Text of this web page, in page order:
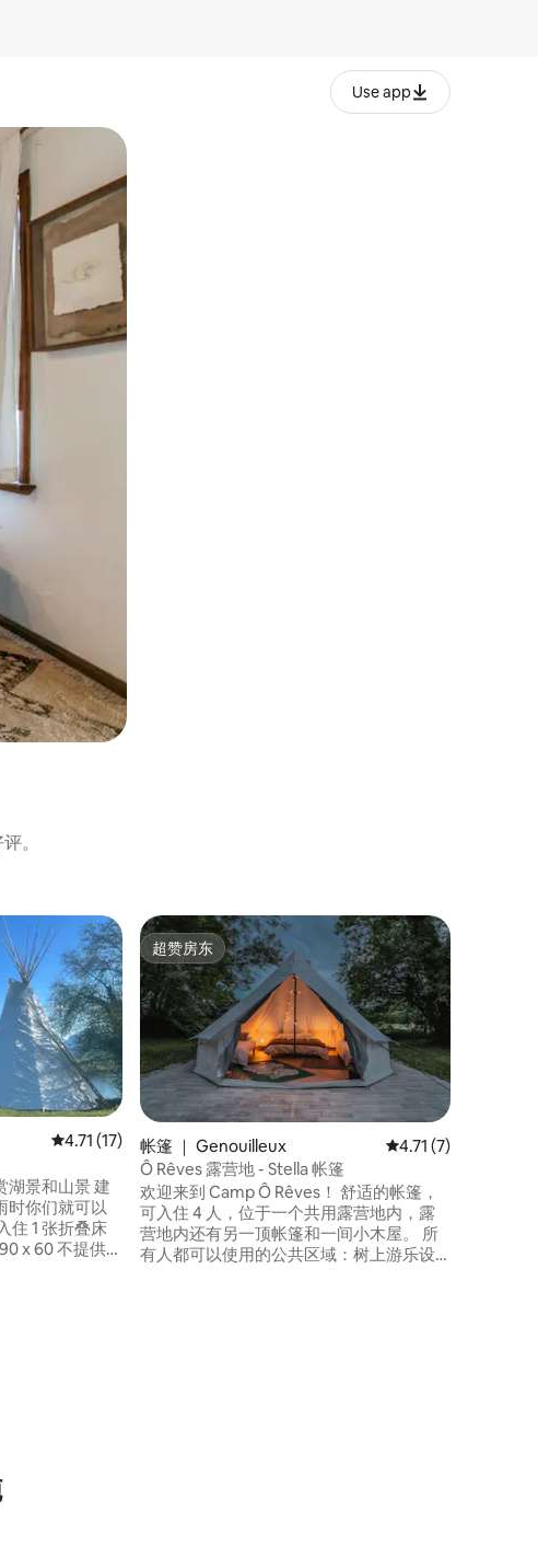
Use app
。
价
平均评分 4.71 分（满分 5 分），共 17 条评价
4.71 (17)
景和山景 建
时你们就可以
不提供床
超赞房东
超赞房东
帐篷 ｜ Genouilleux 平均评分 4.71 分（
4.71 (7)
Ô Rêves 露营地 - Stella 帐篷
欢迎来到 Camp Ô Rêves！ 舒适的帐篷，
可入住 4 人，位于一个共用露营地内，露
营地内还有另一顶帐篷和一间小木屋。 所
有人都可以使用的公共区域：树上游乐设